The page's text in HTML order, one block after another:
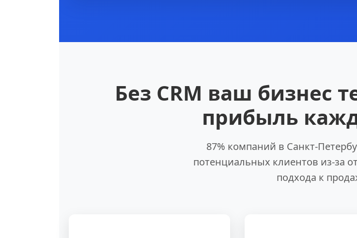
Без CRM ваш бизнес
прибыль
87% компаний в Санкт-
потенциальных клиентов из-за
подхода к